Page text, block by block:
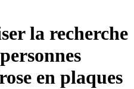
la recherche
en plaques